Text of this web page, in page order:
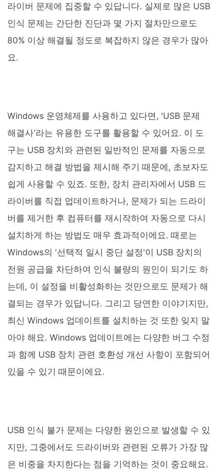
라이버 문제에 집중할 수 있답니다. 실제로 많은 USB
인식 문제는 간단한 진단과 몇 가지 절차만으로도
80% 이상 해결될 정도로 복잡하지 않은 경우가 많아
요.
Windows 운영체제를 사용하고 있다면, 'USB 문제
해결사'라는 유용한 도구를 활용할 수 있어요. 이 도
구는 USB 장치와 관련된 일반적인 문제를 자동으로
감지하고 해결 방법을 제시해 주기 때문에, 초보자도
쉽게 사용할 수 있죠. 또한, 장치 관리자에서 USB 드
라이버를 직접 업데이트하거나, 문제가 되는 드라이
버를 제거한 후 컴퓨터를 재시작하여 자동으로 다시
설치하게 하는 방법도 매우 효과적이에요. 때로는
Windows의 '선택적 일시 중단 설정'이 USB 장치의
전원 공급을 차단하여 인식 불량의 원인이 되기도 하
는데, 이 설정을 비활성화하는 것만으로도 문제가 해
결되는 경우가 있답니다. 그리고 당연한 이야기지만,
최신 Windows 업데이트를 설치하는 것 또한 잊지 말
아야 해요. Windows 업데이트에는 다양한 버그 수정
과 함께 USB 장치 관련 호환성 개선 사항이 포함되어
있을 수 있기 때문이에요.
USB 인식 불가 문제는 다양한 원인으로 발생할 수 있
지만, 그중에서도 드라이버와 관련된 오류가 가장 많
은 비중을 차지한다는 점을 기억하는 것이 중요해요.